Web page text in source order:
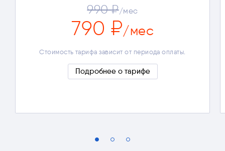
990 ₽/мес
790 ₽/мес
Стоимость тарифа зависит от периода оплаты.
Подробнее о тарифе
выбранных дополнительных опций и периода